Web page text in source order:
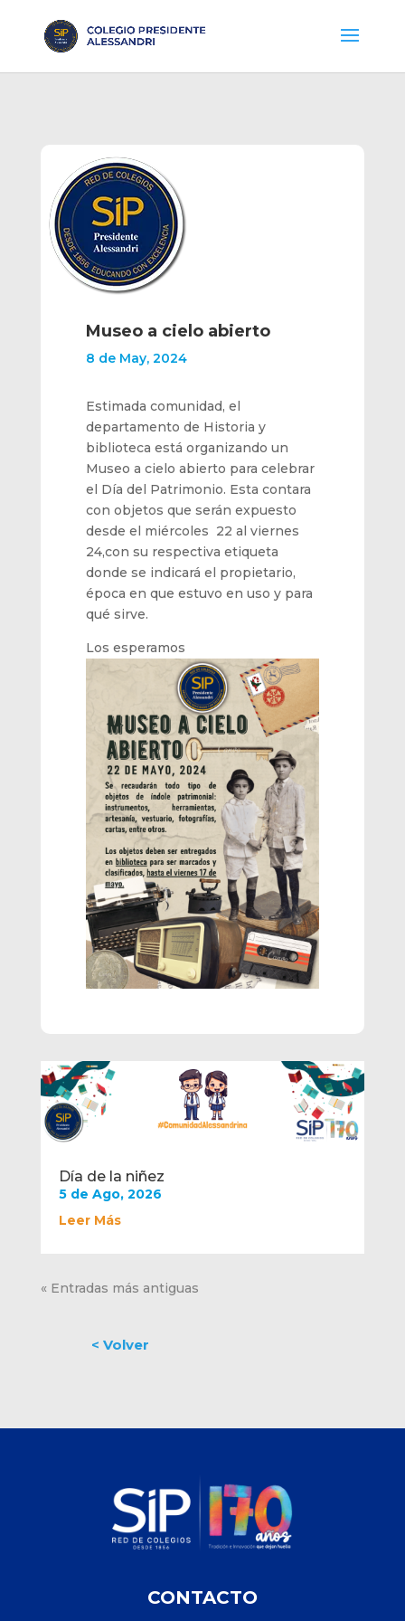
Día de la niñez
5 de Ago, 2026
Leer Más
« Entradas más antiguas
Museo a cielo abierto
8 de May, 2024
Estimada comunidad, el
departamento de Historia y
biblioteca está organizando un
Museo a cielo abierto para celebrar
el Día del Patrimonio. Esta contara
con objetos que serán expuesto
desde el miércoles 22 al viernes
24,con su respectiva etiqueta
donde se indicará el propietario,
época en que estuvo en uso y para
qué sirve.
Los esperamos
CONTACTO